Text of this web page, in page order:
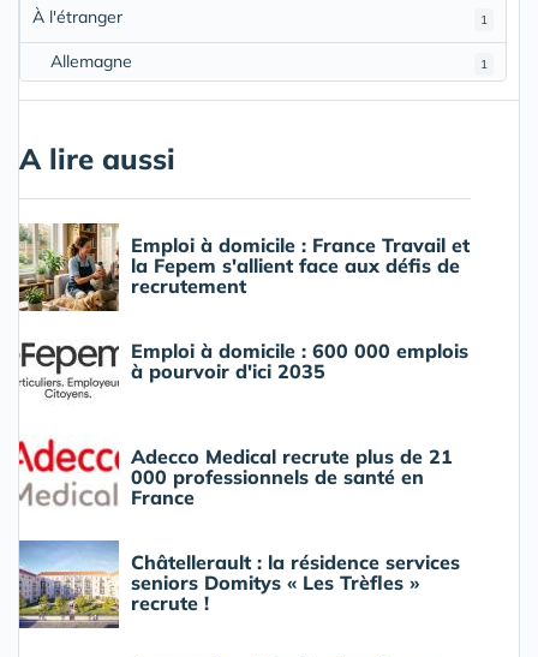
1
À l'étranger
1
Allemagne
A lire aussi
Emploi à domicile : France Travail et
la Fepem s'allient face aux défis de
recrutement
Emploi à domicile : 600 000 emplois
à pourvoir d'ici 2035
Adecco Medical recrute plus de 21
000 professionnels de santé en
France
Châtellerault : la résidence services
seniors Domitys « Les Trèfles »
recrute !